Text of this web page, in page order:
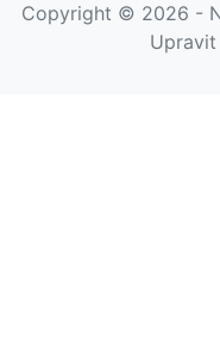
Copyright © 2026 -